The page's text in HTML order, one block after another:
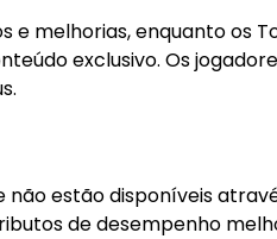
melhorias, enquanto os
exclusivo. Os
estão disponíveis
de desempenho